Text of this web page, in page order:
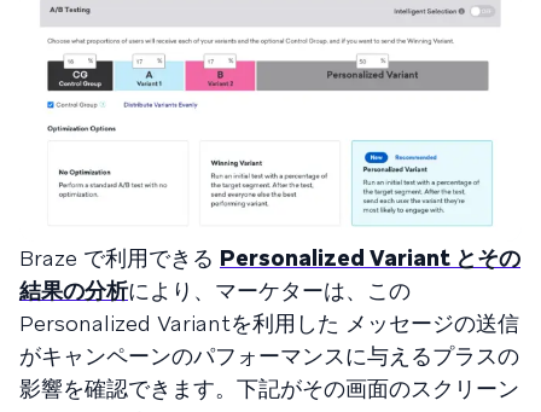
Braze で利用できる Personalized Variant とその
結果の分析により、マーケターは、この
Personalized Variantを利用した メッセージの送信
がキャンペーンのパフォーマンスに与えるプラスの
影響を確認できます。下記がその画面のスクリーン